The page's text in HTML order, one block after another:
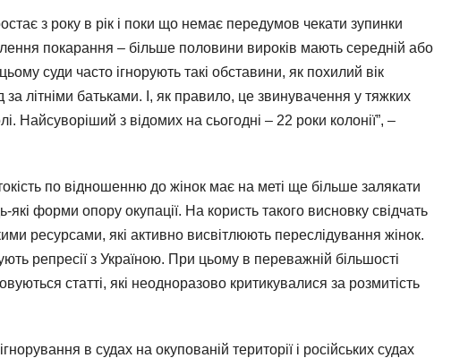
з року в рік і поки що немає передумов чекати зупинки
покарання – більше половини вироків мають середній або
суди часто ігнорують такі обставини, як похилий вік
за літніми батьками. І, як правило, це звинувачення у тяжких
Найсуворіший з відомих на сьогодні – 22 роки колонії”, –
по відношенню до жінок має на меті ще більше залякати
форми опору окупації. На користь такого висновку свідчать
ресурсами, які активно висвітлюють переслідування жінок.
репресії з Україною. При цьому в переважній більшості
статті, які неодноразово критикувалися за розмитість
в судах на окупованій території і російських судах